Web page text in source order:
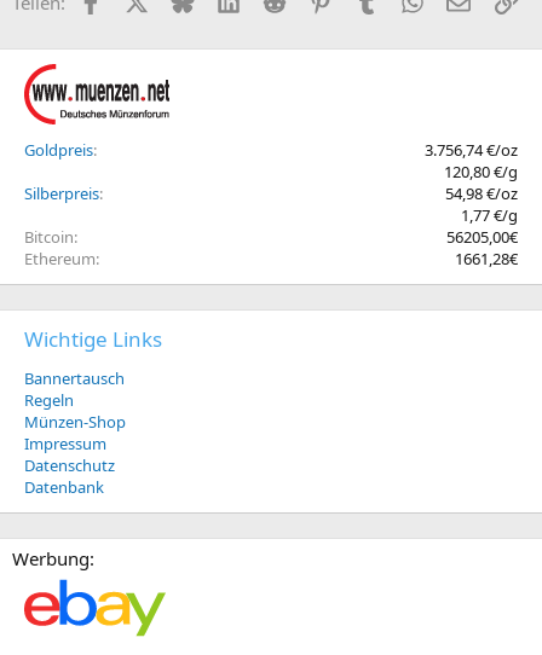
Goldpreis
3.756,74 €/oz
120,80 €/g
Silberpreis
54,98 €/oz
1,77 €/g
Bitcoin
56205,00€
Ethereum
1661,28€
Wichtige Links
Bannertausch
Regeln
Münzen-Shop
Impressum
Datenschutz
Datenbank
Werbung: